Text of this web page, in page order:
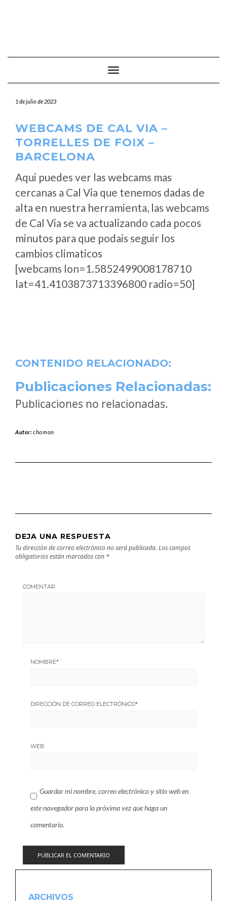
Cambiar modo de navegación
1 de julio de 2023
WEBCAMS DE CAL VIA –
TORRELLES DE FOIX –
BARCELONA
Aqui puedes ver las webcams mas
cercanas a Cal Via que tenemos dadas de
alta en nuestra herramienta, las webcams
de Cal Via se va actualizando cada pocos
minutos para que podais seguir los
cambios climaticos
[webcams lon=1.5852499008178710
lat=41.4103873713396800 radio=50]
CONTENIDO RELACIONADO:
Publicaciones Relacionadas:
Publicaciones no relacionadas.
Autor:chomon
DEJA UNA RESPUESTA
Tu dirección de correo electrónico no será publicada. Los campos
obligatorios están marcados con *
COMENTAR
NOMBRE*
DIRECCIÓN DE CORREO ELECTRÓNICO*
WEB
Guardar mi nombre, correo electrónico y sitio web en
este navegador para la próxima vez que haga un
comentario.
ARCHIVOS